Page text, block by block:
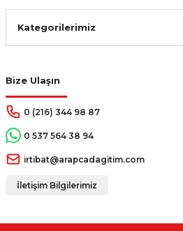
Bize Ulaşın
0 (216) 344 98 87
0 537 564 38 94
irtibat@arapcadagitim.com
İletişim Bilgilerimiz
Kategorilerimiz